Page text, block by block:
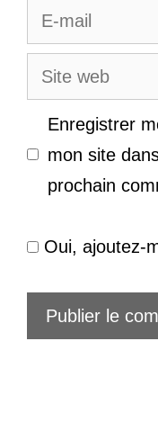
E-
mail
Site
web
Enregistrer
mon site
prochain
Oui, ajoutez-